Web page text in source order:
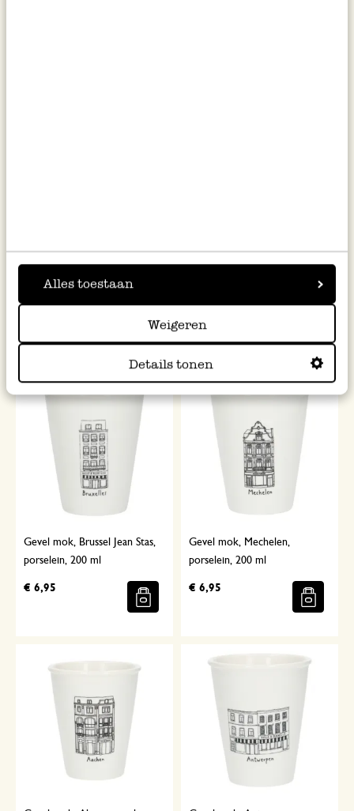
Alles toestaan
Weigeren
Details tonen
200 ml
Gevel mok, Brussel Jean Stas,
porselein, 200 ml
€ 6,95
Gevel mok, Mechelen,
porselein, 200 ml
€ 6,95